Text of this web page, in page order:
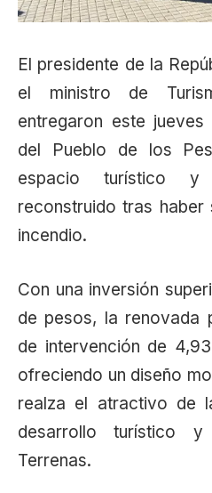
El presidente de la
el ministro de
entregaron este
del Pueblo de los
espacio turístico
reconstruido tras
incendio.
Con una inversión
de pesos, la renovada
de intervención de
ofreciendo un diseño
realza el atractivo de
desarrollo turístico
Terrenas.